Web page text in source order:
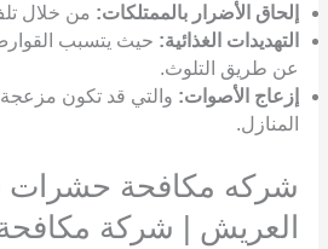
إلحاق الأضرار بالممتلكات: من خلال
التهديدات الغذائية: حيث يتسبب
عن طريق التلوث.
إزعاج الأصوات: والتي قد تكون
المنازل.
شركه مكافحة
العريش | شركة